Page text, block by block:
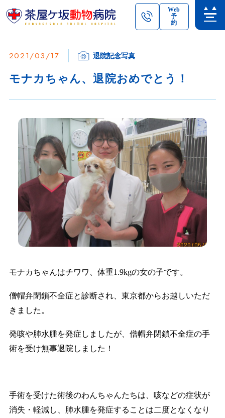
Web
予
約
2021/03/17 退院記念写真
モナカちゃん、退院おめでとう！
モナカちゃんはチワワ、体重1.9kgの女の子です。
僧帽弁閉鎖不全症と診断され、東京都からお越しいただ
きました。
発咳や肺水腫を発症しましたが、僧帽弁閉鎖不全症の手
術を受け無事退院しました！
手術を受けた術後のわんちゃんたちは、咳などの症状が
消失・軽減し、肺水腫を発症することは二度となくなり